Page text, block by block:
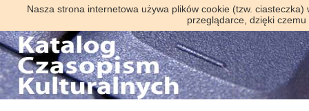
Nasza strona internetowa używa plików cookie (tzw.
przeglądarce, dzięki